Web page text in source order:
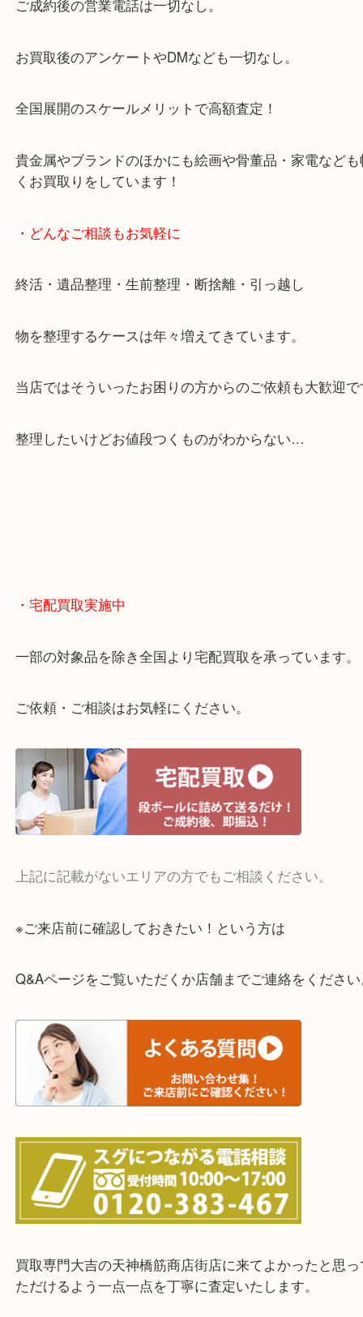
来店をいただいています。
天神橋筋四番街商店街にある買取のみをしている買
ます。
ご成約後の営業電話は一切なし。
お買取後のアンケートやDMなども一切なし。
全国展開のスケールメリットで高額査定！
貴金属やブランドのほかにも絵画や骨董品・家電な
・宅配買取実施中
一部の対象品を除き全国より宅配買取を承っていま
ご依頼・ご相談はお気軽にください。
上記に記載がないエリアの方でもご相談ください。
※ご来店前に確認しておきたい！という方は
Q&Aページをご覧いただくか店舗までご連絡をくだ